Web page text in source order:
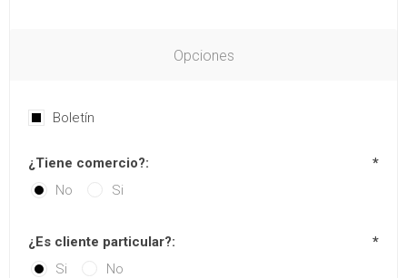
Opciones
Boletín
¿Tiene comercio?:
*
No
Si
¿Es cliente particular?:
*
Si
No